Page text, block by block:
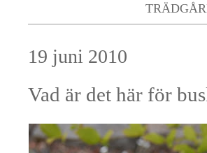
19 juni 2010
Vad är det här för